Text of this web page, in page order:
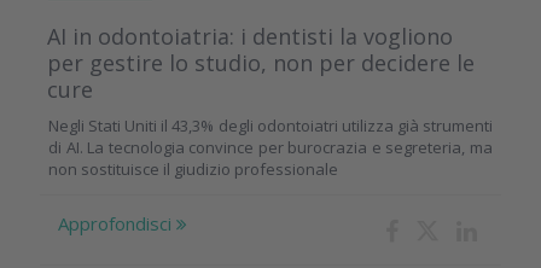
AI in odontoiatria: i dentisti la vogliono
per gestire lo studio, non per decidere le
cure
Negli Stati Uniti il 43,3% degli odontoiatri utilizza già strumenti
di AI. La tecnologia convince per burocrazia e segreteria, ma
non sostituisce il giudizio professionale
Approfondisci